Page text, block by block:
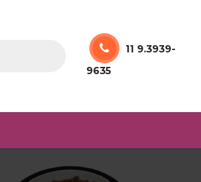
11 9.3939-
9635